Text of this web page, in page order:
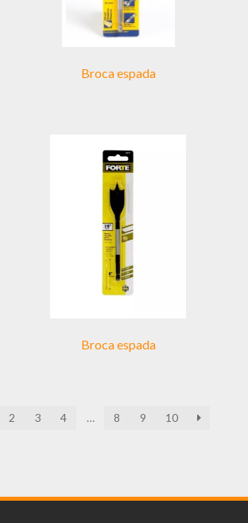
Broca espada
Broca espada
2 3 4 … 8 9 10